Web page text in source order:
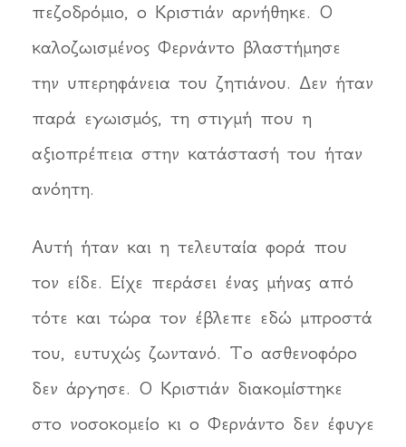
πεζοδρόμιο, ο Κριστιάν αρνήθηκε. Ο
καλοζωισμένος Φερνάντο βλαστήμησε
την υπερηφάνεια του ζητιάνου. Δεν ήταν
παρά εγωισμός, τη στιγμή που η
αξιοπρέπεια στην κατάστασή του ήταν
ανόητη.
Αυτή ήταν και η τελευταία φορά που
τον είδε. Είχε περάσει ένας μήνας από
τότε και τώρα τον έβλεπε εδώ μπροστά
του, ευτυχώς ζωντανό. Το ασθενοφόρο
δεν άργησε. Ο Κριστιάν διακομίστηκε
στο νοσοκομείο κι ο Φερνάντο δεν έφυγε